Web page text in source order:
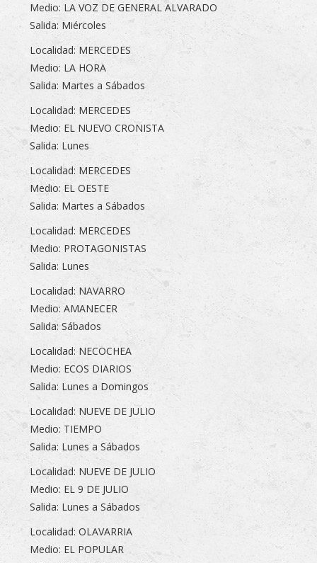
Medio: LA VOZ DE GENERAL ALVARADO
Salida: Miércoles
Localidad: MERCEDES
Medio: LA HORA
Salida: Martes a Sábados
Localidad: MERCEDES
Medio: EL NUEVO CRONISTA
Salida: Lunes
Localidad: MERCEDES
Medio: EL OESTE
Salida: Martes a Sábados
Localidad: MERCEDES
Medio: PROTAGONISTAS
Salida: Lunes
Localidad: NAVARRO
Medio: AMANECER
Salida: Sábados
Localidad: NECOCHEA
Medio: ECOS DIARIOS
Salida: Lunes a Domingos
Localidad: NUEVE DE JULIO
Medio: TIEMPO
Salida: Lunes a Sábados
Localidad: NUEVE DE JULIO
Medio: EL 9 DE JULIO
Salida: Lunes a Sábados
Localidad: OLAVARRIA
Medio: EL POPULAR